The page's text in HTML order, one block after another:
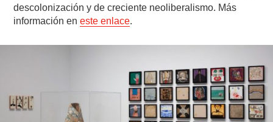
descolonización y de creciente neoliberalismo. Más
información eneste enlace.